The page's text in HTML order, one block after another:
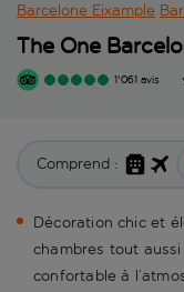
Barcelone Eixample
The One
1'061 avis
Comprend :
Décoration chic et
chambres tout
confortable à